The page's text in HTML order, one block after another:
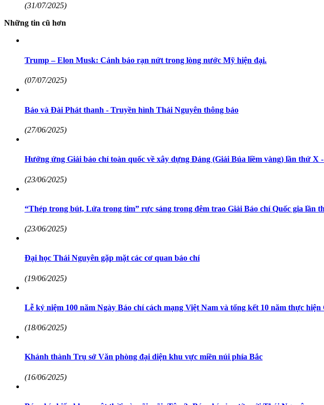
(31/07/2025)
Những tin cũ hơn
Trump – Elon Musk: Cảnh báo rạn nứt trong lòng nước Mỹ hiện đại.
(07/07/2025)
Báo và Đài Phát thanh - Truyền hình Thái Nguyên thông báo
(27/06/2025)
Hưởng ứng Giải báo chí toàn quốc về xây dựng Đảng (Giải Búa liềm vàng) lần thứ X -
(23/06/2025)
“Thép trong bút, Lửa trong tim” rực sáng trong đêm trao Giải Báo chí Quốc gia lần
(23/06/2025)
Đại học Thái Nguyên gặp mặt các cơ quan báo chí
(19/06/2025)
Lễ kỷ niệm 100 năm Ngày Báo chí cách mạng Việt Nam và tổng kết 10 năm thực
(18/06/2025)
Khánh thành Trụ sở Văn phòng đại diện khu vực miền núi phía Bắc
(16/06/2025)